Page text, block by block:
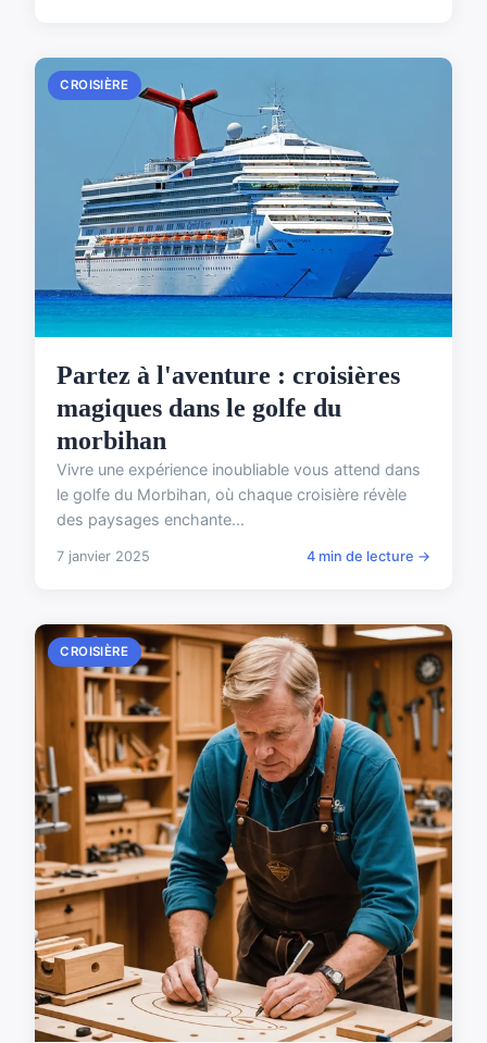
CROISIÈRE
Partez à l'aventure : croisières
magiques dans le golfe du
morbihan
Vivre une expérience inoubliable vous attend dans
le golfe du Morbihan, où chaque croisière révèle
des paysages enchante...
7 janvier 2025 4 min de lecture →
CROISIÈRE